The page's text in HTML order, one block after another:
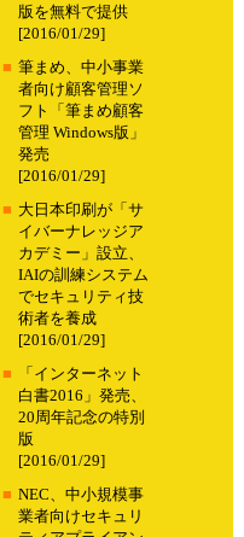
版を無料で提供
[2016/01/29]
■ 筆まめ、中小事業
者向け顧客管理ソ
フト「筆まめ顧客
管理 Windows版」
発売
[2016/01/29]
■ 大日本印刷が「サ
イバーナレッジア
カデミー」設立、
IAIの訓練システム
でセキュリティ技
術者を養成
[2016/01/29]
■
「インターネット
白書2016」発売、
20周年記念の特別
版
[2016/01/29]
■ NEC、中小規模事
業者向けセキュリ